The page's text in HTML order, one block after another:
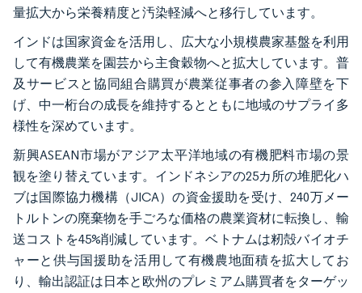
量拡大から栄養精度と汚染軽減へと移行しています。
インドは国家資金を活用し、広大な小規模農家基盤を利用
して有機農業を園芸から主食穀物へと拡大しています。普
及サービスと協同組合購買が農業従事者の参入障壁を下
げ、中一桁台の成長を維持するとともに地域のサプライ多
様性を深めています。
新興ASEAN市場がアジア太平洋地域の有機肥料市場の景
観を塗り替えています。インドネシアの25カ所の堆肥化ハ
ブは国際協力機構（JICA）の資金援助を受け、240万メー
トルトンの廃棄物を手ごろな価格の農業資材に転換し、輸
送コストを45%削減しています。ベトナムは籾殻バイオチ
ャーと供与国援助を活用して有機農地面積を拡大してお
り、輸出認証は日本と欧州のプレミアム購買者をターゲッ